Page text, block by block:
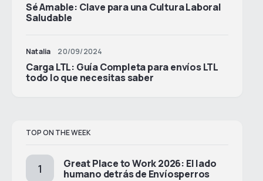
Sé Amable: Clave para una Cultura Laboral
Saludable
Natalia 20/09/2024
Carga LTL: Guía Completa para envíos LTL
todo lo que necesitas saber
TOP ON THE WEEK
Great Place to Work 2026: El lado
humano detrás de Envíosperros